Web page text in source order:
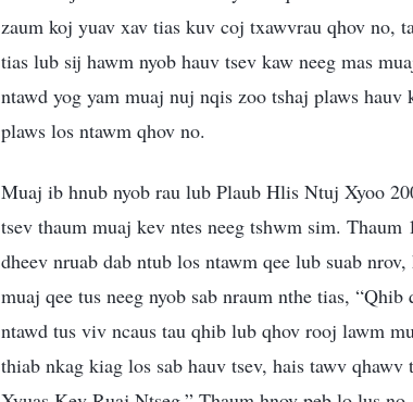
zaum koj yuav xav tias kuv coj txawvrau qhov no,
tias lub sij hawm nyob hauv tsev kaw neeg mas
ntawd yog yam muaj nuj nqis zoo tshaj plaws
plaws los ntawm qhov no.
Muaj ib hnub nyob rau lub Plaub Hlis Ntuj Xyoo
tsev thaum muaj kev ntes neeg tshwm sim.
dheev nruab dab ntub los ntawm qee lub suab
muaj qee tus neeg nyob sab nraum nthe tias,
ntawd tus viv ncaus tau qhib lub qhov rooj lawm
thiab nkag kiag los sab hauv tsev, hais tawv